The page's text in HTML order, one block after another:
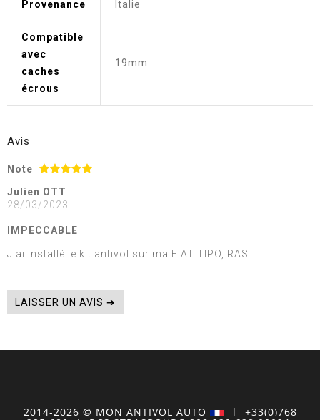
Provenance Italie
Compatible
avec
caches
écrous
19mm
Avis
Note
Julien OTT
28/03/2023
IMPECCABLE
J'ai installé le kit antivol sur ma FIAT TIPO, RAS
LAISSER UN AVIS ➔
2014-2026 © MON ANTIVOL AUTO | +33(0)768